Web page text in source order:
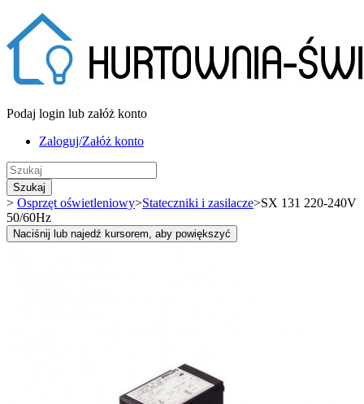
Podaj login lub załóż konto
Zaloguj/Załóż konto
Szukaj
> Osprzęt oświetleniowy>Stateczniki i zasilacze>SX 131 220-240V
50/60Hz
Naciśnij lub najedź kursorem, aby powiększyć